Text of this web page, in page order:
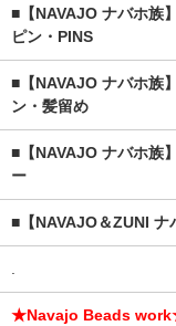
■【NAVAJO ナバホ族
ピン・PINS
■【NAVAJO ナバホ族
ン・髪留め
■【NAVAJO ナバホ族
ー
■【NAVAJO＆ZUNI ナ
.
★Navajo Beads